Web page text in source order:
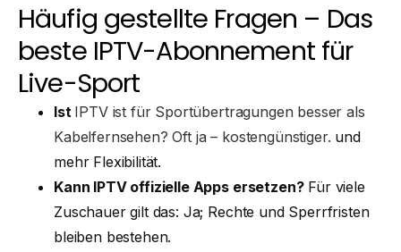
Häufig gestellte Fragen – Das
beste IPTV-Abonnement für
Live-Sport
Ist IPTV ist für Sportübertragungen besser als
Kabelfernsehen? Oft ja – kostengünstiger. und
mehr Flexibilität.
Kann IPTV offizielle Apps ersetzen?Für viele
Zuschauer gilt das: Ja; Rechte und Sperrfristen
bleiben bestehen.